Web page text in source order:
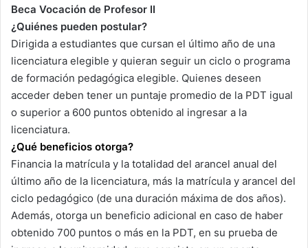
Beca Vocación de Profesor II
¿Quiénes pueden postular?
Dirigida a estudiantes que cursan el último año de una
licenciatura elegible y quieran seguir un ciclo o programa
de formación pedagógica elegible. Quienes deseen
acceder deben tener un puntaje promedio de la PDT igual
o superior a 600 puntos obtenido al ingresar a la
licenciatura.
¿Qué beneficios otorga?
Financia la matrícula y la totalidad del arancel anual del
último año de la licenciatura, más la matrícula y arancel del
ciclo pedagógico (de una duración máxima de dos años).
Además, otorga un beneficio adicional en caso de haber
obtenido 700 puntos o más en la PDT, en su prueba de